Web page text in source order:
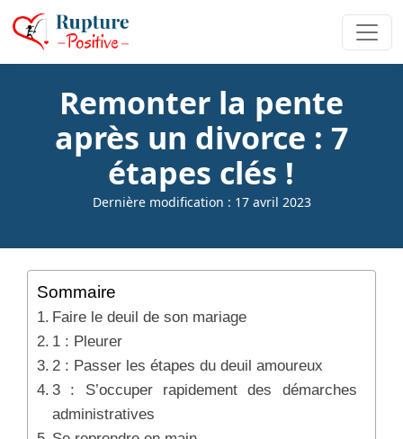
Remonter la pente
après un divorce : 7
étapes clés !
Dernière modification : 17 avril 2023
Sommaire
Faire le deuil de son mariage
1 : Pleurer
2 : Passer les étapes du deuil amoureux
3 : S’occuper rapidement des démarches
administratives